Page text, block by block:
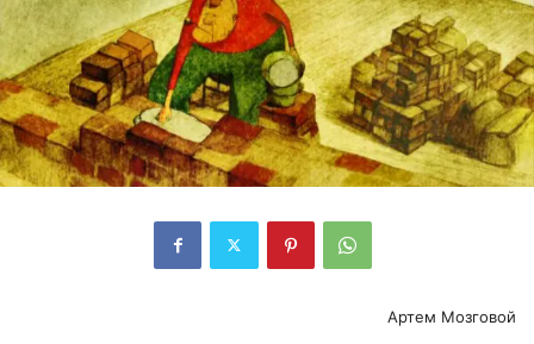
Артем Мозговой